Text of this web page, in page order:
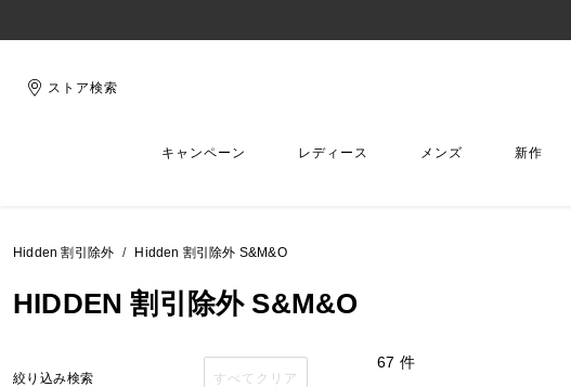
ストア検索
キャンペーン レディース メンズ 新作
Hidden 割引除外 Hidden 割引除外 S&M&O
HIDDEN 割引除外 S&M&O
絞り込み検索 すべてクリア
67 件